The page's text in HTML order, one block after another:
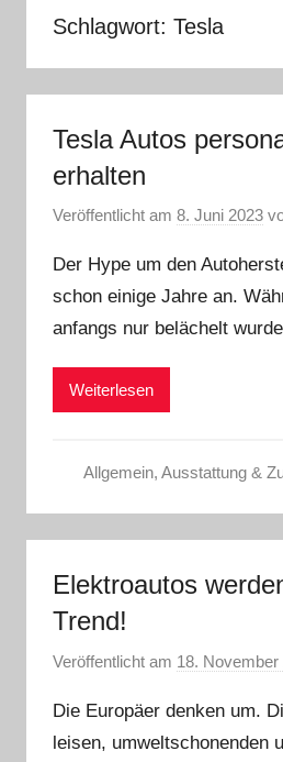
Schlagwort: Tesla
Tesla Autos
erhalten
Veröffentlicht am 8. Juni 2023
Der Hype um den
schon einige Jahre an.
anfangs nur belächelt
Weiterlesen
Allgemein, Ausstattung &
Elektroautos
Trend!
Veröffentlicht am 18. November
Die Europäer denken um.
leisen, umweltschonenden